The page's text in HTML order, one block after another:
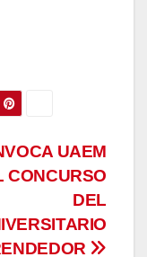
UAEM
CONCURSO
DEL